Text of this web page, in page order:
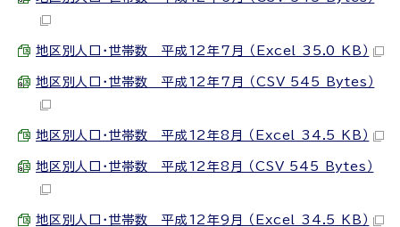
地区別人口・世帯数 平成12年7月 （Excel 35.0 KB）
地区別人口・世帯数 平成12年7月 （CSV 545 Bytes）
地区別人口・世帯数 平成12年8月 （Excel 34.5 KB）
地区別人口・世帯数 平成12年8月 （CSV 545 Bytes）
地区別人口・世帯数 平成12年9月 （Excel 34.5 KB）